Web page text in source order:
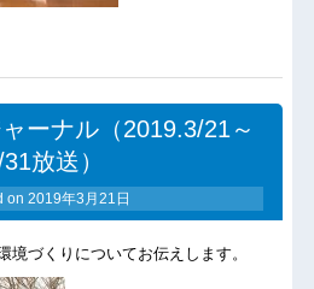
ーナル（2019.3/21～
放送）
on 2019年3月21日
境づくりについてお伝えします。